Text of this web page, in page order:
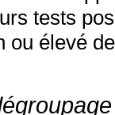
tests
élevé